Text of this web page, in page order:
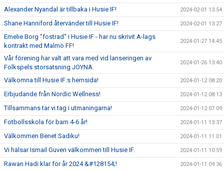
Alexander Nyandal är tillbaka i Husie IF! 2024-02-01 13:54
Shane Hanniford återvänder till Husie IF! 2024-02-01 13:27
Emelie Borg "fostrad" i Husie IF - har nu skrivit A-lags
kontrakt med Malmö FF!
2024-01-27 14:45
Vår förening har valt att vara med vid lanseringen av
Folkspels storsatsning JOYNA.
2024-01-26 13:40
Välkomna till Husie IF:s hemsida! 2024-01-12 08:20
Erbjudande från Nordic Wellness! 2024-01-12 08:13
Tillsammans tar vi tag i utmaningarna! 2024-01-12 07:09
Fotbollsskola för barn 4-6 år! 2024-01-11 13:37
Välkommen Benet Sadiku! 2024-01-11 11:01
Vi hälsar Ismail Güven välkommen till Husie IF. 2024-01-11 10:59
Rawan Hadi klar för år 2024 &#128154;! 2024-01-11 09:36